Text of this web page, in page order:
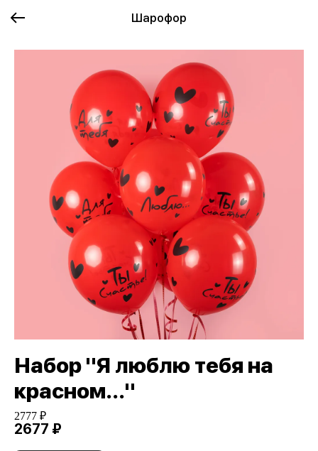
Шарофор
Набор "Я люблю тебя на
красном..."
2777 ₽
2677 ₽